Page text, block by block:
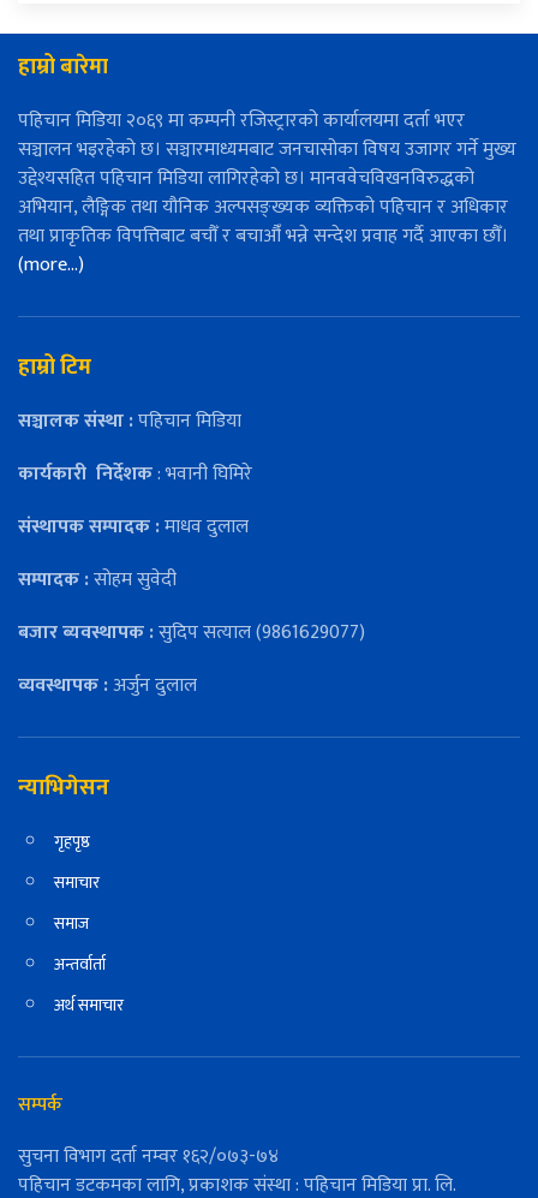
हाम्रो बारेमा
पहिचान मिडिया २०६९ मा कम्पनी रजिस्ट्रारको कार्यालयमा दर्ता भएर
सञ्चालन भइरहेको छ। सञ्चारमाध्यमबाट जनचासोका विषय उजागर गर्ने मुख्य
उद्देश्यसहित पहिचान मिडिया लागिरहेको छ। मानववेचविखनविरुद्धको
अभियान, लैङ्गिक तथा यौनिक अल्पसङ्ख्यक व्यक्तिको पहिचान र अधिकार
तथा प्राकृतिक विपत्तिबाट बचौँ र बचाऔँ भन्ने सन्देश प्रवाह गर्दै आएका छौँ।
(more…)
हाम्रो टिम
सञ्चालक संस्था :पहिचान मिडिया
कार्यकारी निर्देशक: भवानी घिमिरे
संस्थापक सम्पादक :माधव दुलाल
सम्पादक :सोहम सुवेदी
बजार ब्यवस्थापक :सुदिप सत्याल (9861629077)
व्यवस्थापक :अर्जुन दुलाल
न्याभिगेसन
गृहपृष्ठ
समाचार
समाज
अन्तर्वार्ता
अर्थ समाचार
सम्पर्क
सुचना विभाग दर्ता नम्वर १६२/०७३-७४
पहिचान डटकमका लागि, प्रकाशक संस्था : पहिचान मिडिया प्रा. लि.